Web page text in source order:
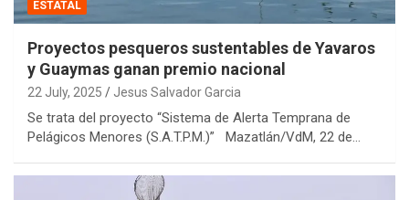
ESTATAL
Proyectos pesqueros sustentables de Yavaros
y Guaymas ganan premio nacional
22 July, 2025 Jesus Salvador Garcia
Se trata del proyecto “Sistema de Alerta Temprana de
Pelágicos Menores (S.A.T.P.M.)” Mazatlán/VdM, 22 de…